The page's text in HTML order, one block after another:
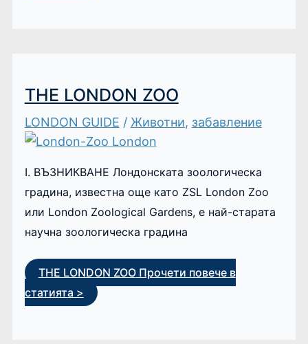
THE LONDON ZOO
LONDON GUIDE / Животни, забавление
I. ВЪЗНИКВАНЕ Лондонската зоологическа
градина, известна още като ZSL London Zoo
или London Zoological Gardens, е най-старата
научна зоологическа градина
THE LONDON ZOOПрочети повече в
статията >